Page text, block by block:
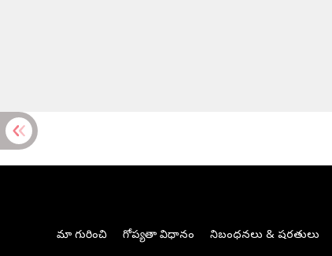
మా గురించి గోప్యతా విధానం నిబంధనలు & షరతులు